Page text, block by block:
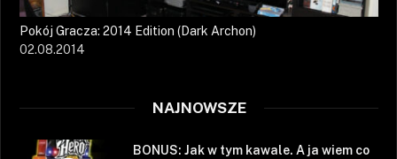
Pokój Gracza: 2014 Edition (Dark Archon)
02.08.2014
NAJNOWSZE
BONUS: Jak w tym kawale. A ja wiem co